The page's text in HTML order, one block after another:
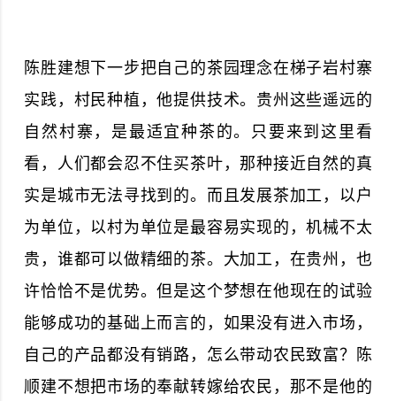
陈胜建想下一步把自己的茶园理念在梯子岩村寨
实践，村民种植，他提供技术。贵州这些遥远的
自然村寨，是最适宜种茶的。只要来到这里看
看，人们都会忍不住买茶叶，那种接近自然的真
实是城市无法寻找到的。而且发展茶加工，以户
为单位，以村为单位是最容易实现的，机械不太
贵，谁都可以做精细的茶。大加工，在贵州，也
许恰恰不是优势。但是这个梦想在他现在的试验
能够成功的基础上而言的，如果没有进入市场，
自己的产品都没有销路，怎么带动农民致富？陈
顺建不想把市场的奉献转嫁给农民，那不是他的